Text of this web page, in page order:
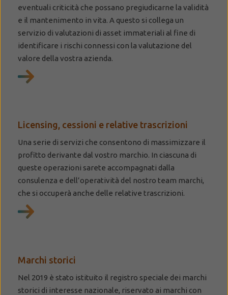
eventuali criticità che possano pregiudicarne la validità
e il mantenimento in vita. A questo si collega un
servizio di valutazioni di asset immateriali al fine di
identificare i rischi connessi con la valutazione del
valore della vostra azienda.
Licensing, cessioni e relative trascrizioni
Una serie di servizi che consentono di massimizzare il
profitto derivante dal vostro marchio. In ciascuna di
queste operazioni sarete accompagnati dalla
consulenza e dell’operatività del nostro team marchi,
che si occuperà anche delle relative trascrizioni.
Marchi storici
Nel 2019 è stato istituito il registro speciale dei marchi
storici di interesse nazionale, riservato ai marchi con